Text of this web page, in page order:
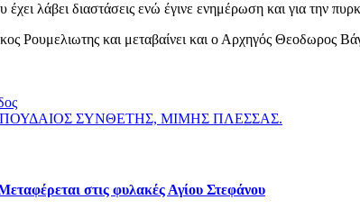
λάβει διαστάσεις ενώ έγινε ενημέρωση και για την
Ρουμελιωτης και μεταβαίνει και ο Αρχηγός Θεοδωρος
ΣΥΝΘΕΤΗΣ, ΜΙΜΗΣ ΠΛΕΣΣΑΣ.
στις φυλακές Αγίου Στεφάνου